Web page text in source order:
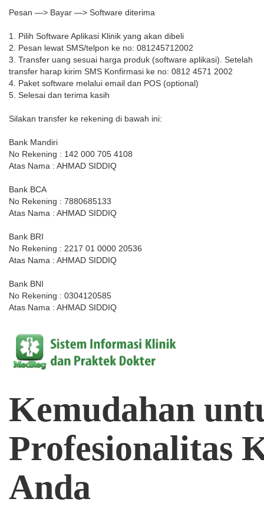
Pesan —> Bayar —> Software diterima
1. Pilih Software Aplikasi Klinik yang akan dibeli
2. Pesan lewat SMS/telpon ke no: 081245712002
3. Transfer uang sesuai harga produk (software aplikasi). Setelah
transfer harap kirim SMS Konfirmasi ke no: 0812 4571 2002
4. Paket software melalui email dan POS (optional)
5. Selesai dan terima kasih
Silakan transfer ke rekening di bawah ini:
Bank Mandiri
No Rekening : 142 000 705 4108
Atas Nama : AHMAD SIDDIQ
Bank BCA
No Rekening : 7880685133
Atas Nama : AHMAD SIDDIQ
Bank BRI
No Rekening : 2217 01 0000 20536
Atas Nama : AHMAD SIDDIQ
Bank BNI
No Rekening : 0304120585
Atas Nama : AHMAD SIDDIQ
Kemudahan
Profesionalitas
Anda